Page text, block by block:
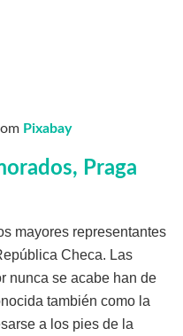
Pixabay
Praga
mayores representantes
Checa. Las
nunca se acabe han de
también como la
a los pies de la